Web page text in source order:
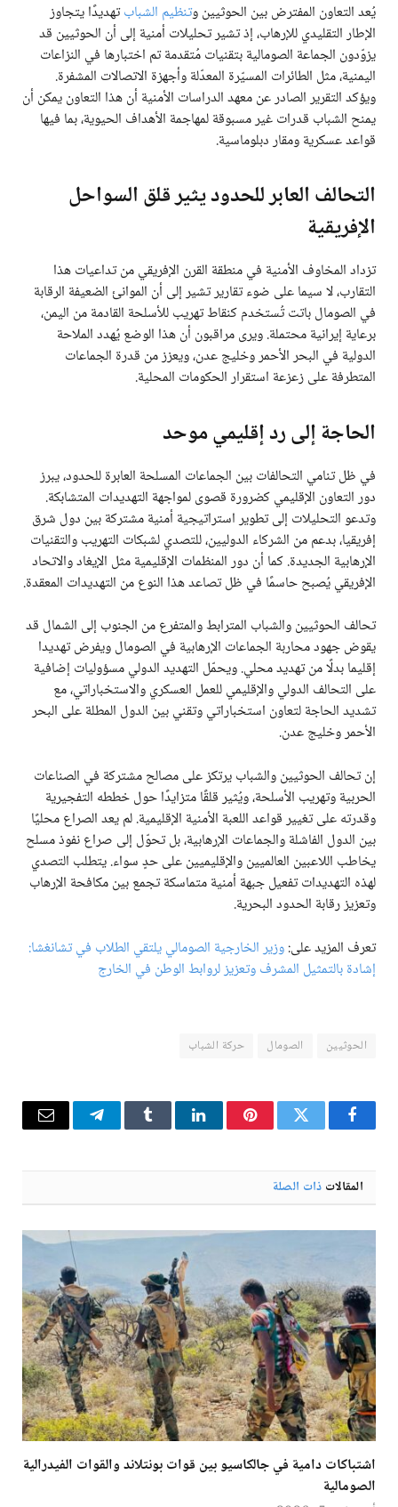
يُعد التعاون المفترض بين الحوثيين وتنظيم الشبابتهديدًا يتجاوز
الإطار التقليدي للإرهاب، إذ تشير تحليلات أمنية إلى أن الحوثيين قد
يزوّدون الجماعة الصومالية بتقنيات مُتقدمة تم اختبارها في النزاعات
اليمنية، مثل الطائرات المسيّرة المعدّلة وأجهزة الاتصالات المشفرة.
ويؤكد التقرير الصادر عن معهد الدراسات الأمنية أن هذا التعاون يمكن أن
يمنح الشباب قدرات غير مسبوقة لمهاجمة الأهداف الحيوية، بما فيها
قواعد عسكرية ومقار دبلوماسية.
التحالف العابر للحدود يثير قلق السواحل
الإفريقية
تزداد المخاوف الأمنية في منطقة القرن الإفريقي من تداعيات هذا
التقارب، لا سيما على ضوء تقارير تشير إلى أن الموانئ الضعيفة الرقابة
في الصومال باتت تُستخدم كنقاط تهريب للأسلحة القادمة من اليمن،
برعاية إيرانية محتملة. ويرى مراقبون أن هذا الوضع يُهدد الملاحة
الدولية في البحر الأحمر وخليج عدن، ويعزز من قدرة الجماعات
المتطرفة على زعزعة استقرار الحكومات المحلية.
الحاجة إلى رد إقليمي موحد
في ظل تنامي التحالفات بين الجماعات المسلحة العابرة للحدود، يبرز
دور التعاون الإقليمي كضرورة قصوى لمواجهة التهديدات المتشابكة.
وتدعو التحليلات إلى تطوير استراتيجية أمنية مشتركة بين دول شرق
إفريقيا، بدعم من الشركاء الدوليين، للتصدي لشبكات التهريب والتقنيات
الإرهابية الجديدة. كما أن دور المنظمات الإقليمية مثل الإيغاد والاتحاد
الإفريقي يُصبح حاسمًا في ظل تصاعد هذا النوع من التهديدات المعقدة.
تحالف الحوثيين والشباب المترابط والمتفرع من الجنوب إلى الشمال قد
يقوض جهود محاربة الجماعات الإرهابية في الصومال ويفرض تهديدا
إقليما بدلًا من تهديد محلي. ويحمّل التهديد الدولي مسؤوليات إضافية
على التحالف الدولي والإقليمي للعمل العسكري والاستخباراتي، مع
تشديد الحاجة لتعاون استخباراتي وتقني بين الدول المطلة على البحر
الأحمر وخليج عدن.
إن تحالف الحوثيين والشباب يرتكز على مصالح مشتركة في الصناعات
الحربية وتهريب الأسلحة، ويُثير قلقًا متزايدًا حول خططه التفجيرية
وقدرته على تغيير قواعد اللعبة الأمنية الإقليمية. لم يعد الصراع محليًا
بين الدول الفاشلة والجماعات الإرهابية، بل تحوّل إلى صراع نفوذ مسلح
يخاطب اللاعبين العالميين والإقليميين على حدٍ سواء. يتطلب التصدي
لهذه التهديدات تفعيل جبهة أمنية متماسكة تجمع بين مكافحة الإرهاب
وتعزيز رقابة الحدود البحرية.
تعرف المزيد على:وزير الخارجية الصومالي يلتقي الطلاب في تشانغشا:
إشادة بالتمثيل المشرف وتعزيز لروابط الوطن في الخارج
الحوثيين الصومال حركة الشباب
فيسبوكتويتر بينتيريستلينكدإن Tumblr تيلقرام البريد
المقالات ذات الصلة
اشتباكات دامية في جالكاسيو بين قوات بونتلاند والقوات الفيدرالية
الصومالية